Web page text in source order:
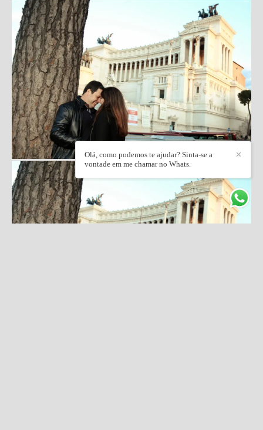
✕
Olá, como podemos te ajudar? Sinta-se a
vontade em me chamar no Whats.